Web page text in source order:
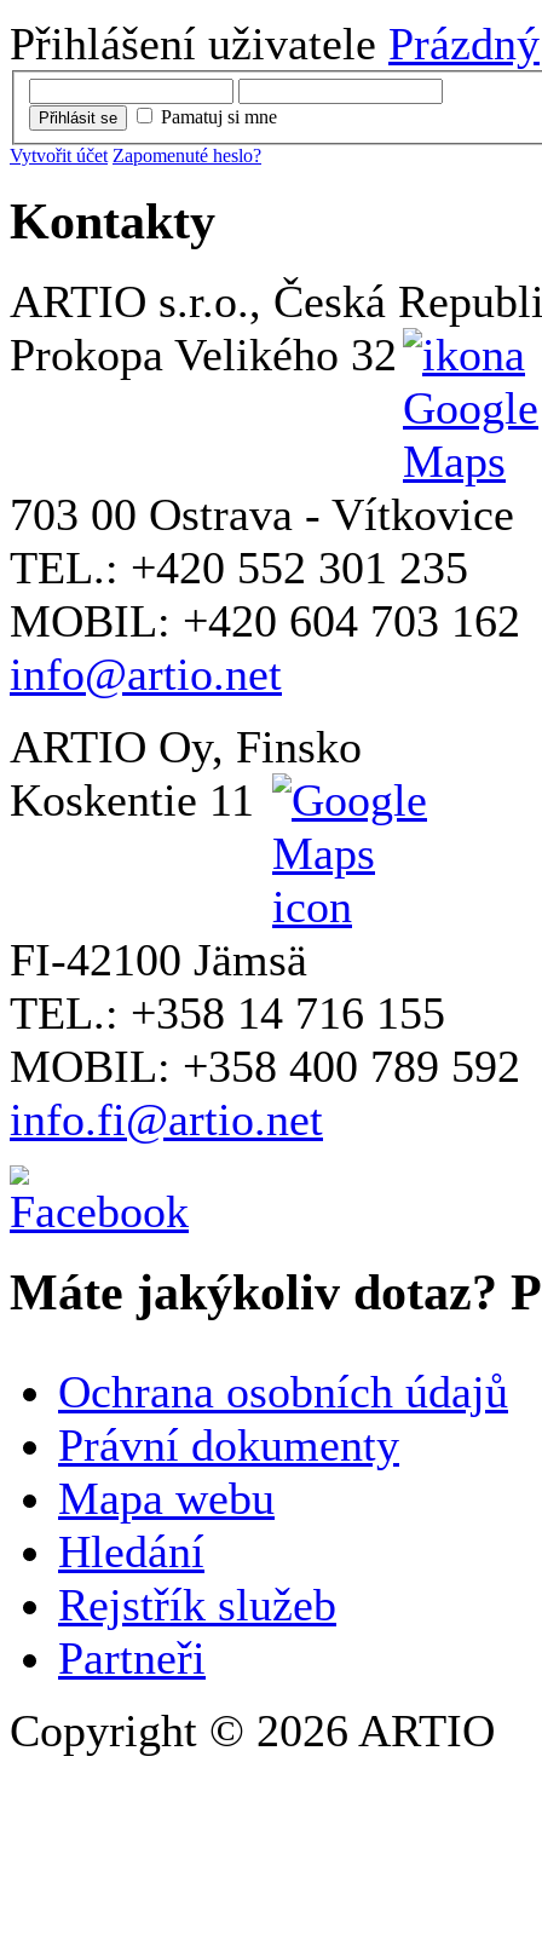
Přihlášení uživatele Prázdný
Přihlásit se
Pamatuj si mne
Vytvořit účet Zapomenuté heslo?
Kontakty
ARTIO s.r.o., Česká
Prokopa Velikého 32
703 00 Ostrava - Vítkovice
TEL.: +420 552 301 235
MOBIL: +420 604 703 162
info@artio.net
ARTIO Oy, Finsko
Koskentie 11
FI-42100 Jämsä
TEL.: +358 14 716 155
MOBIL: +358 400 789 592
info.fi@artio.net
Máte jakýkoliv dotaz?
SPOLEČNOST / ORGANIZACE
E-MAILOVÁ ADRESA
TELEFON
Ochrana osobních údajů
Právní dokumenty
Mapa webu
Hledání
Rejstřík služeb
Partneři
Copyright © 2026 ARTIO